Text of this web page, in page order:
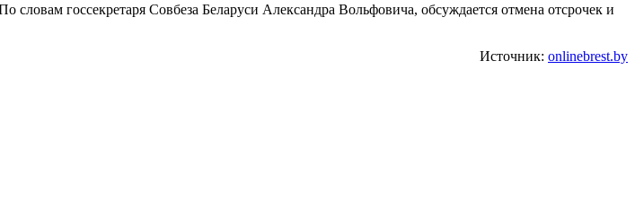
госсекретаря Совбеза Беларуси Александра Вольфовича, обсуждается отмена отсрочек и
Источник: onlinebrest.by